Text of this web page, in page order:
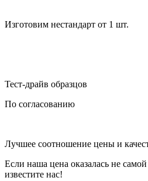
Изготовим нестандарт от 1 шт.
Тест-драйв образцов
По согласованию
Лучшее соотношение цены и
Если наша цена оказалась не
известите нас!